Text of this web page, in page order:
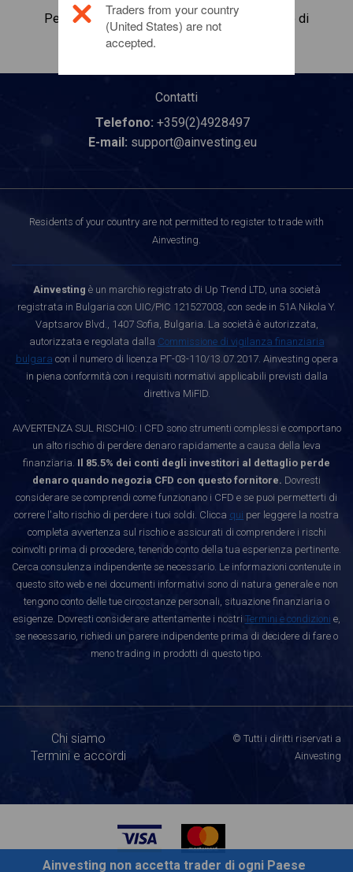
Per maggiori informazioni su questo prodotto di
investimento,fai clic qui
Contatti
Telefono: +359(2)4928497
E-mail: support@ainvesting.eu
Residents of your country are not permitted to register to trade with
Ainvesting.
Ainvesting è un marchio registrato di Up Trend LTD, una società
registrata in Bulgaria con UIC/PIC 121527003, con sede in 51A Nikola Y.
Vaptsarov Blvd., 1407 Sofia, Bulgaria. La società è autorizzata,
autorizzata e regolata dalla Commissione di vigilanza finanziaria
bulgara con il numero di licenza РГ-03-110/13.07.2017. Ainvesting opera
in piena conformità con i requisiti normativi applicabili previsti dalla
direttiva MiFID.
AVVERTENZA SUL RISCHIO: I CFD sono strumenti complessi e comportano
un alto rischio di perdere denaro rapidamente a causa della leva
finanziaria. Il 85.5% dei conti degli investitori al dettaglio perde
denaro quando negozia CFD con questo fornitore. Dovresti
considerare se comprendi come funzionano i CFD e se puoi permetterti di
correre l'alto rischio di perdere i tuoi soldi. Clicca qui per leggere la nostra
completa avvertenza sul rischio e assicurati di comprendere i rischi
coinvolti prima di procedere, tenendo conto della tua esperienza pertinente.
Cerca consulenza indipendente se necessario. Le informazioni contenute in
questo sito web e nei documenti informativi sono di natura generale e non
tengono conto delle tue circostanze personali, situazione finanziaria o
esigenze. Dovresti considerare attentamente i nostri Termini e condizioni e,
se necessario, richiedi un parere indipendente prima di decidere di fare o
meno trading in prodotti di questo tipo.
Chi siamo
Termini e accordi
© Tutti i diritti riservati a
Ainvesting
Traders from your country
(United States) are not
accepted.
Ainvesting non accetta trader di ogni Paese